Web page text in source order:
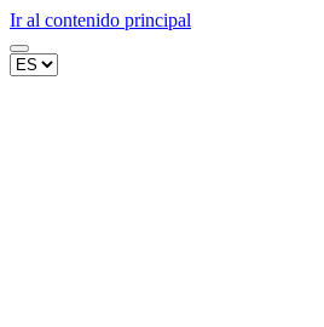
Ir al contenido principal